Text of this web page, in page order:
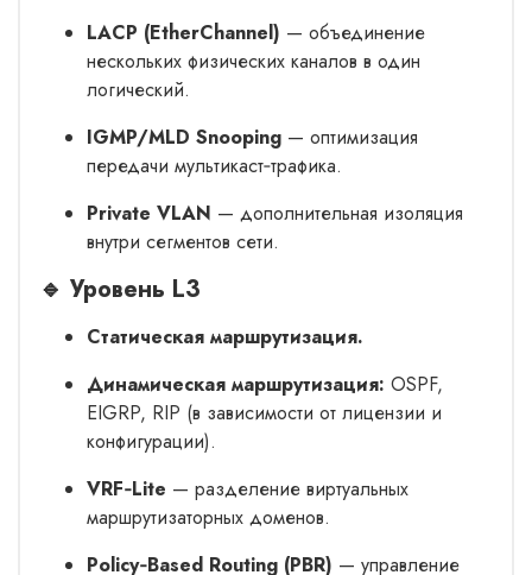
LACP (EtherChannel) — объединение
нескольких физических каналов в один
логический.
IGMP/MLD Snooping — оптимизация
передачи мультикаст‑трафика.
Private VLAN — дополнительная изоляция
внутри сегментов сети.
🔹 Уровень L3
Статическая маршрутизация.
Динамическая маршрутизация: OSPF,
EIGRP, RIP (в зависимости от лицензии и
конфигурации).
VRF‑Lite — разделение виртуальных
маршрутизаторных доменов.
Policy‑Based Routing (PBR) — управление